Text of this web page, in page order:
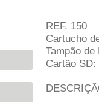
REF. 150
Cartucho
Tampão
Cartão SD: